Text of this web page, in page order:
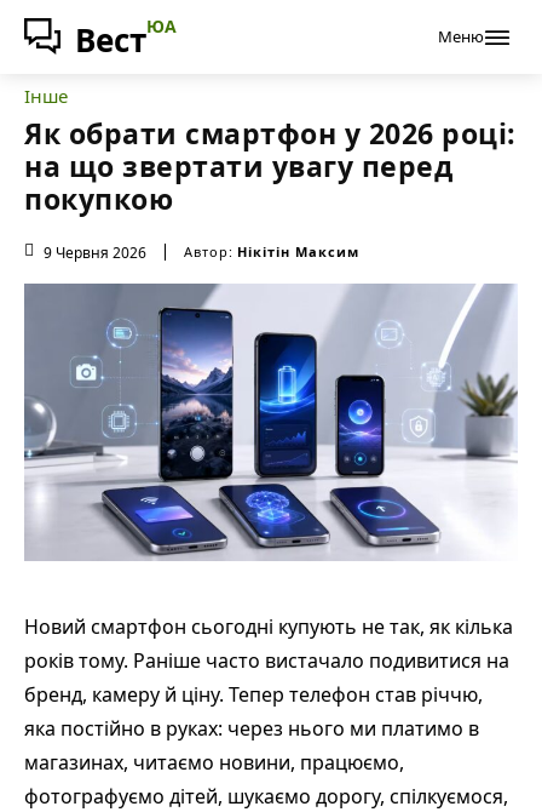
ВестЮА Меню
Інше
Як обрати смартфон у 2026 році:
на що звертати увагу перед
покупкою
9 Червня 2026 Автор: Нікітін Максим
Новий смартфон сьогодні купують не так, як кілька
років тому. Раніше часто вистачало подивитися на
бренд, камеру й ціну. Тепер телефон став річчю,
яка постійно в руках: через нього ми платимо в
магазинах, читаємо новини, працюємо,
фотографуємо дітей, шукаємо дорогу, спілкуємося,